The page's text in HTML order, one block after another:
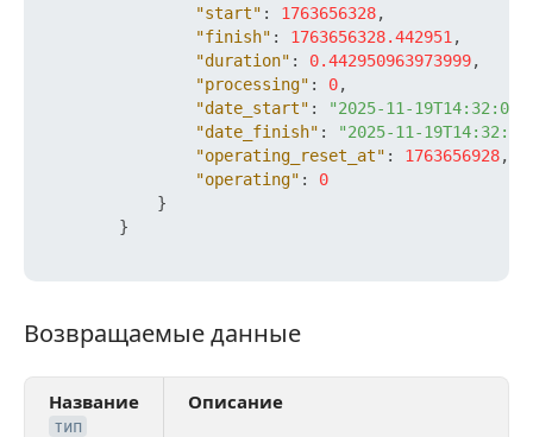
"start" : 1763656328,
"finish" : 1763656328.442951 ,
"duration" : 0.442950963973999,
"processing" : 0,
"date_start" :
"2025-11-
"date_finish" :
"2025-11-
"operating_reset_at" : 1763656928,
"operating" :
0
}
}
Возвращаемые данные
Возвращаемые данные
Название
тип
Описание